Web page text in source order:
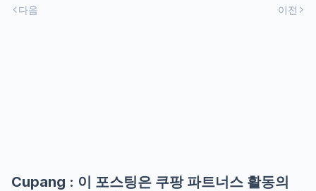
다음 이전
Cupang : 이 포스팅은 쿠팡 파트너스 활동의